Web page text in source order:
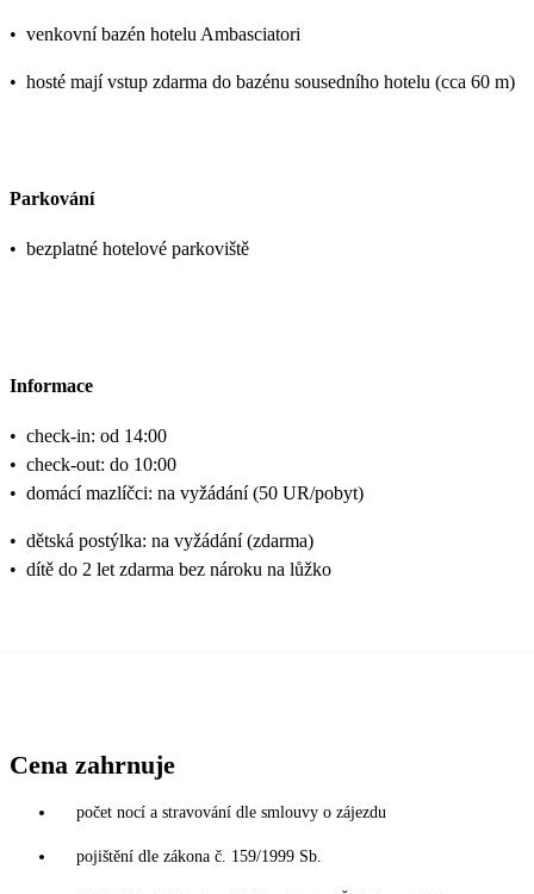
• venkovní bazén hotelu Ambasciatori
• hosté mají vstup zdarma do bazénu sousedního hotelu (cca 60 m)
Parkování
• bezplatné hotelové parkoviště
Informace
• check-in: od 14:00
• check-out: do 10:00
• domácí mazlíčci: na vyžádání (50 UR/pobyt)
• dětská postýlka: na vyžádání (zdarma)
• dítě do 2 let zdarma bez nároku na lůžko
Cena zahrnuje
počet nocí a stravování dle smlouvy o zájezdu
pojištění dle zákona č. 159/1999 Sb.